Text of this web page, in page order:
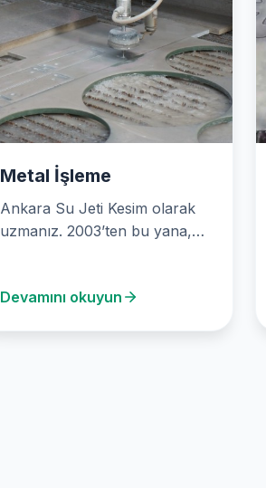
Metal İşleme
Ankara Su Jeti Kesim olarak
uzmanız. 2003’ten bu yana,
Devamını okuyun